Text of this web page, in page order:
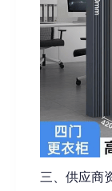
三、供应商